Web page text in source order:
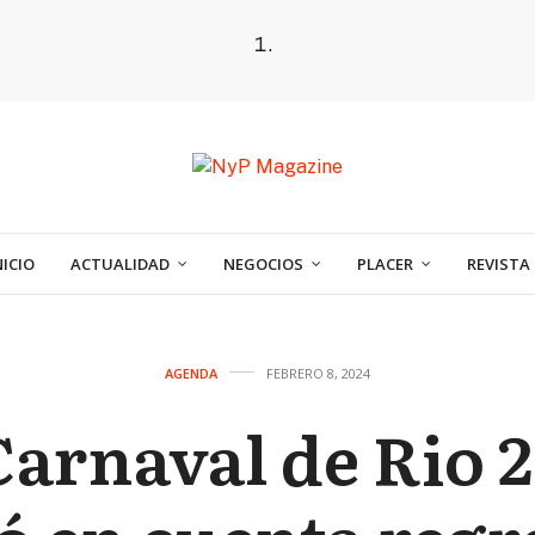
ACTUALIDAD NEGOCIOS PLACER REVISTA
AGENDA FEBRERO 8, 2024
de Rio